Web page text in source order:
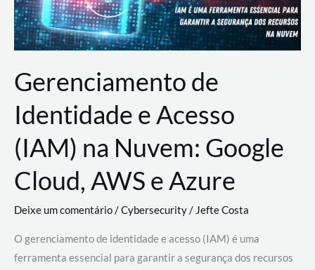
Gerenciamento de
Identidade e Acesso
(IAM) na Nuvem: Google
Cloud, AWS e Azure
Deixe um comentário/Cybersecurity/ Jefte Costa
O gerenciamento de identidade e acesso (IAM) é uma
ferramenta essencial para garantir a segurança dos recursos